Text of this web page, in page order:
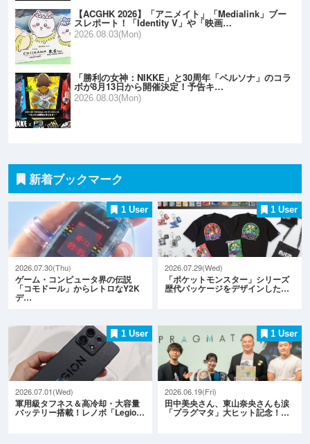
【ACGHK 2026】「アニメイト」「Medialink」ブー
スレポート！「Identity V」や「映画…
2026.08.03(Mon)
「勝利の女神：NIKKE」と30周年「ペルソナ」のコラ
ボが8月13日から開催決定！予告キ…
2026.08.03(Mon)
新着ブックマーク
1 User
2026.07.30(Thu)
ゲーム・コンピュータ界の伝説
「コモドール」からレトロなY2K
デ…
1 User
2026.07.29(Wed)
「ポケットモンスター」シリーズ
歴代パッケージをデザインした…
1 User
2026.07.01(Wed)
軍用級タフネス＆高冷却・大容量
バッテリー搭載！レノボ「Legio…
1 User
2026.06.19(Fri)
田中美央さん、東山奈央さんも涙
「プラグマタ」大ヒット記念！…